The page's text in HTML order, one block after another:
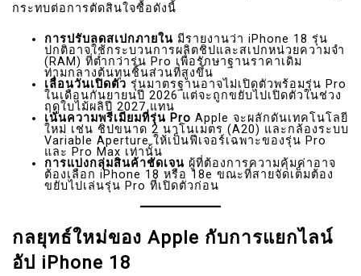
กระทบต่อการตัดสินใจซื้อดังนี้
การปรับลดสเปกภายใน มีรายงานว่า iPhone 18 รุ่น
ปกติอาจใช้กระบวนการผลิตชิปและสเปกหน่วยความจำ
(RAM) ที่ต่ำกว่ารุ่น Pro เพื่อรักษาฐานราคาเดิม
ท่ามกลางต้นทุนชิ้นส่วนที่สูงขึ้น
เลื่อนวันเปิดตัว รุ่นมาตรฐานอาจไม่เปิดตัวพร้อมรุ่น Pro
ในเดือนกันยายนปี 2026 แต่จะถูกขยับไปเปิดตัวในช่วง
ฤดูใบไม้ผลิปี 2027 แทน
เน้นความพรีเมียมที่รุ่น Pro Apple จะผลักดันเทคโนโลยี
ใหม่ เช่น ชิปขนาด 2 นาโนเมตร (A20) และกล้องระบบ
Variable Aperture ให้เป็นฟีเจอร์เฉพาะของรุ่น Pro
และ Pro Max เท่านั้น
การแบ่งกลุ่มสินค้าชัดเจน ผู้ที่ต้องการความคุ้มค่าอาจ
ต้องเลือก iPhone 18 หรือ 18e ขณะที่สายจัดเต็มต้อง
ขยับไปเล่นรุ่น Pro ที่เปิดตัวก่อน
กลยุทธ์ใหม่ของ Apple กับการแยกไลน์
อัป iPhone 18